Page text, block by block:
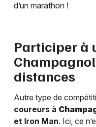
d’un marathon !
Participer à
distances
Autre type de
coureurs à
et Iron Man. Ici, ce